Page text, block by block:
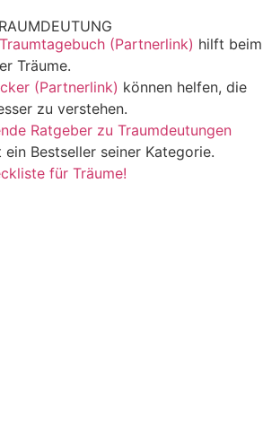
(Partnerlink) hilft beim
Träume.
(Partnerlink) können helfen, die
zu verstehen.
Ratgeber zu Traumdeutungen
ein Bestseller seiner Kategorie.
für Träume!